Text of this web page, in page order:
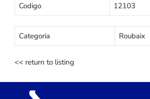
Codigo 12103
Categoria Roubaix
<< return to listing